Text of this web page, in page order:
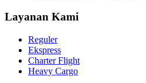
Layanan Kami
Reguler
Ekspress
Charter Flight
Heavy Cargo